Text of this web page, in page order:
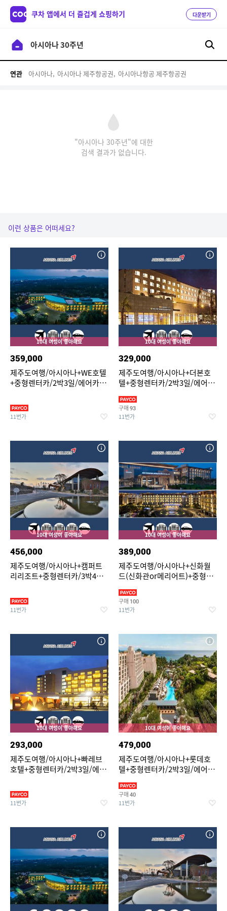
쿠차 앱에서 더 즐겁게 쇼핑하기 다운받기
연관 아시아나, 아시아나 제주항공권, 아시아나항공 제주항공권
"아시아나 30주년"에 대한
검색 결과가 없습니다.
이런 상품은 어떠세요?
10대 여성이 좋아해요
359,000
제주도여행/아시아나+WE호텔
+중형렌터카/2박3일/에어카
11번가
10대 여성이 좋아해요
329,000
제주도여행/아시아나+더본호
텔+중형렌터카/2박3일/에어카
구매 93
11번가
10대 여성이 좋아해요
456,000
제주도여행/아시아나+캠퍼트
리리조트+중형렌터카/3박4일/
11번가
10대 여성이 좋아해요
389,000
제주도여행/아시아나+신화월
드(신화관or메리어트)+중형렌
세상
구매 100
11번가
10대 여성이 좋아해요
293,000
제주도여행/아시아나+빠레브
호텔+중형렌터카/2박3일/에어
11번가
10대 여성이 좋아해요
479,000
제주도여행/아시아나+롯데호
텔+중형렌터카/2박3일/에어카
구매 40
11번가